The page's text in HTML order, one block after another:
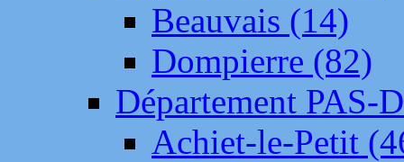
Beauvais (14)
Dompierre (82)
Département PAS-
Achiet-le-Petit